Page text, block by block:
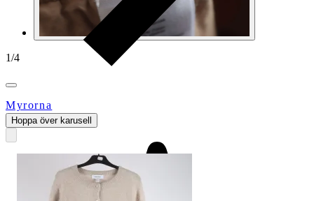
1/4
Myrorna
Hoppa över karusell